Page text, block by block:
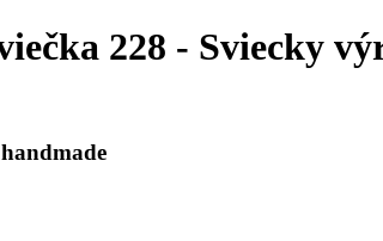
228 - Sviecky